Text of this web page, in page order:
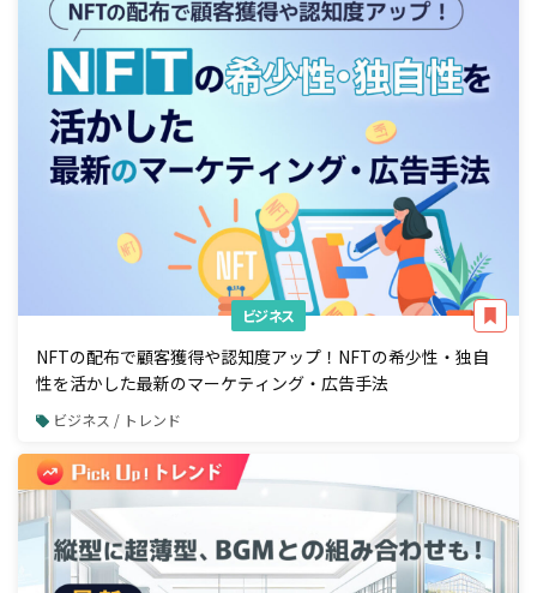
ビジネス
NFTの配布で顧客獲得や認知度アップ！NFTの希少性・独自
性を活かした最新のマーケティング・広告手法
ビジネス / トレンド